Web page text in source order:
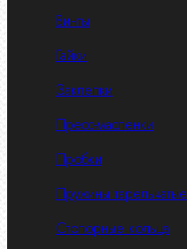
Винты
Гайки
Заклепки
Пресс-масленки
Пробки
Пружины тарельчатые
Стопорные кольца